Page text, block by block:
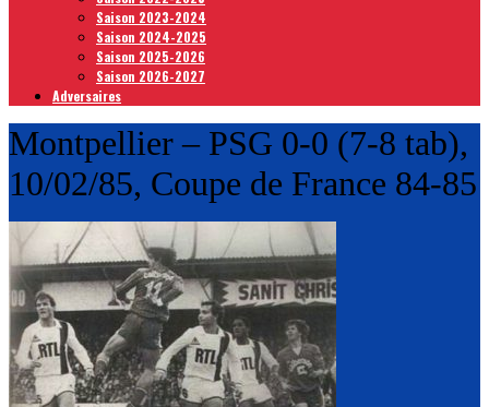
Saison 2023-2024
Saison 2024-2025
Saison 2025-2026
Saison 2026-2027
Adversaires
Montpellier – PSG 0-0 (7-8 tab),
10/02/85, Coupe de France 84-85